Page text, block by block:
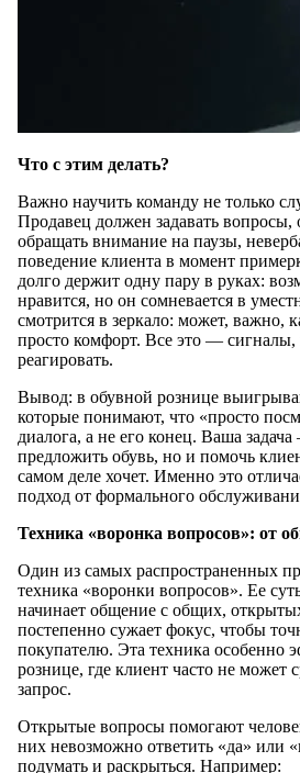
Что с этим делать?
Важно научить команду не только
Продавец должен задавать вопросы,
обращать внимание на паузы,
поведение клиента в момент
долго держит одну пару в руках:
нравится, но он сомневается в
смотрится в зеркало: может, важно,
просто комфорт. Все это —
реагировать.
Вывод: в обувной рознице
которые понимают, что «просто
диалога, а не его конец. Ваша
предложить обувь, но и помочь
самом деле хочет. Именно это
подход от формального
Техника «воронка вопросов»: от
Один из самых распространенных
техника «воронки вопросов». Ее
начинает общение с общих,
постепенно сужает фокус, чтобы
покупателю. Эта техника особенно
рознице, где клиент часто не может
запрос.
Открытые вопросы помогают
них невозможно ответить «да» или
подумать и раскрыться. Например: